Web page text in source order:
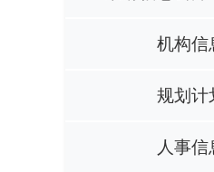
机构信
规划计
人事信